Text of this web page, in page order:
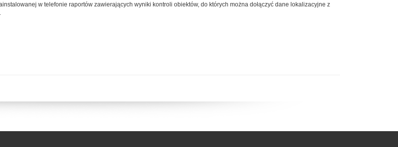
w telefonie raportów zawierających wyniki kontroli obiektów, do których można dołączyć dane lokalizacyjne z